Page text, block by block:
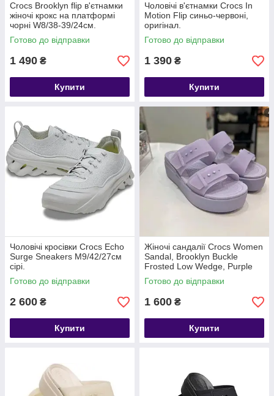
Crocs Brooklyn flip в'єтнамки
жіночі крокс на платформі
чорні W8/38-39/24см.
Готово до відправки
1 490 ₴
Купити
Чоловічі в'єтнамки Crocs In
Motion Flip синьо-червоні,
оригінал.
Готово до відправки
1 390 ₴
Купити
Чоловічі кросівки Crocs Echo
Surge Sneakers M9/42/27см
сірі.
Готово до відправки
2 600 ₴
Купити
Жіночі сандалії Crocs Women
Sandal, Brooklyn Buckle
Frosted Low Wedge, Purple
Moon, прозоро-фіолетовий
Готово до відправки
1 600 ₴
Купити